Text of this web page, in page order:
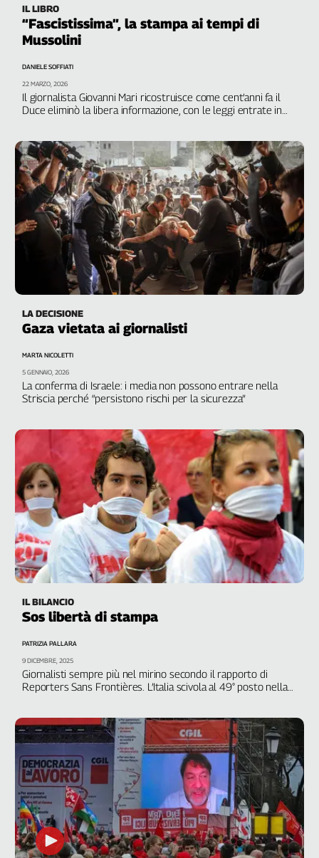
Molise
Alto
Basilicata
Calabria
Campania
Friuli
Venezia
Giulia
Liguria
Lombardia
Puglia
Sardegna
Sicilia
Toscana
Trentino
Umbria
Veneto
Archivio
Storico
1955-
2014
Cerca
Contatti
La
redazione
Social
IL LIBRO
“Fascistissima”, la stampa ai tempi di
Mussolini
Il giornalista Giovanni Mari ricostruisce come cent’anni fa il
Duce eliminò la libera informazione, con le leggi entrate in
DANIELE SOFFIATI
22 MARZO, 2026
LA DECISIONE
Gaza vietata ai giornalisti
La conferma di Israele: i media non possono entrare nella
Striscia perché “persistono rischi per la sicurezza”
MARTA NICOLETTI
5 GENNAIO, 2026
IL BILANCIO
Sos libertà di stampa
Giornalisti sempre più nel mirino secondo il rapporto di
Reporters Sans Frontières. L’Italia scivola al 49° posto nella
PATRIZIA PALLARA
9 DICEMBRE, 2025